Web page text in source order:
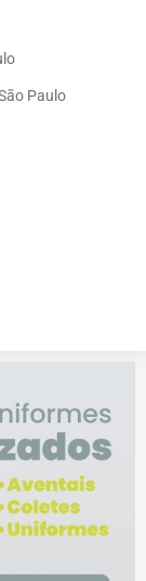
Paulo